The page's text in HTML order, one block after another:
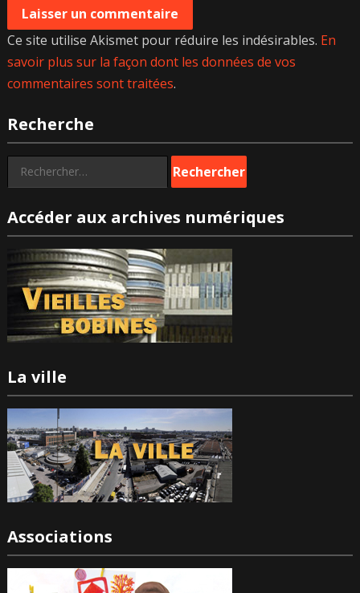
Ce site utilise Akismet pour réduire les indésirables. En
savoir plus sur la façon dont les données de vos
commentaires sont traitées.
Recherche
Rechercher :
Accéder aux archives numériques
La ville
Associations